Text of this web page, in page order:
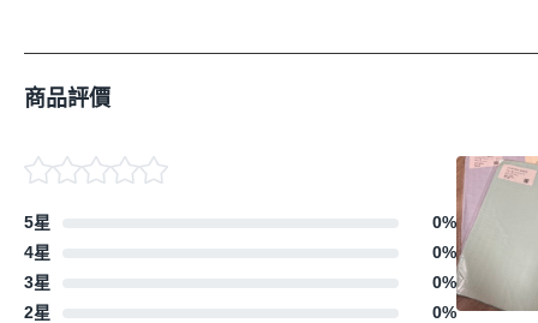
商品評價
5星 0%
4星
0%
3星
0%
2星
0%